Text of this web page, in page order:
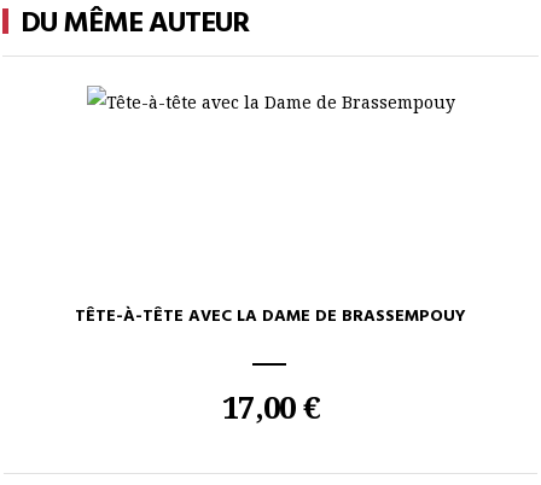
DU MÊME AUTEUR
TÊTE-À-TÊTE AVEC LA DAME DE BRASSEMPOUY
17,00 €